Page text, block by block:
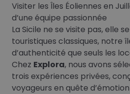
Visiter les Îles Éoliennes en
d’une équipe passionnée
La Sicile ne se visite pas, elle
touristiques classiques, notre
d’authenticité que seuls les
Chez Explora, nous avons
trois expériences privées,
voyageurs en quête